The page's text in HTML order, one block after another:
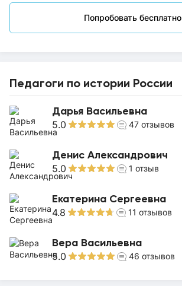
Попробовать бесплатно
Педагоги по истории России
Дарья Васильевна
5.0 47 отзывов
Денис Александрович
5.0 1 отзыв
Екатерина Сергеевна
4.8 11 отзывов
Вера Васильевна
5.0 46 отзывов